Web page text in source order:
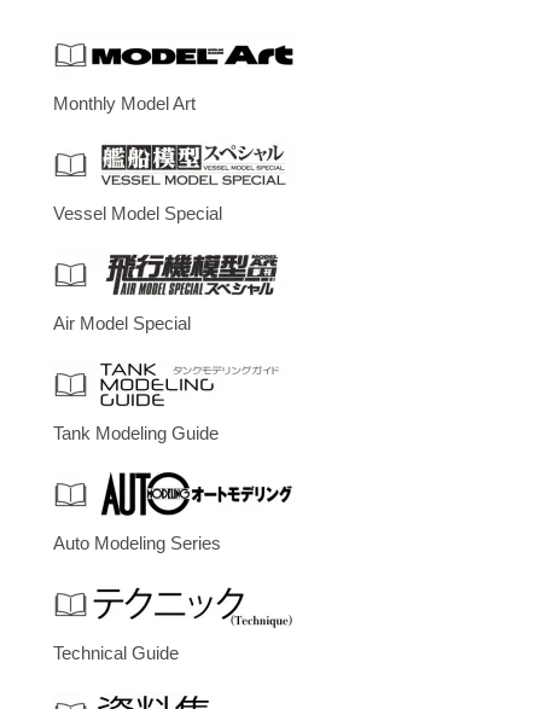
Monthly Model Art
Vessel Model Special
Air Model Special
Tank Modeling Guide
Auto Modeling Series
Technical Guide